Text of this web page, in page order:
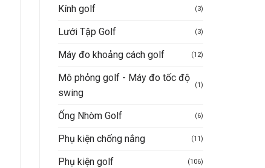
Kính golf (3)
Lưới Tập Golf (3)
Máy đo khoảng cách golf (12)
Mô phỏng golf - Máy đo tốc độ
swing
(1)
Ống Nhòm Golf (6)
Phụ kiện chống nắng (11)
Phụ kiện golf (106)